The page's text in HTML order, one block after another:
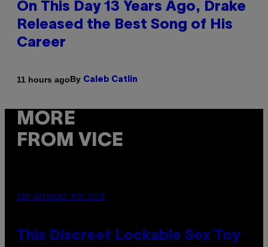
On This Day 13 Years Ago, Drake
Released the Best Song of His
Career
11 hours agoBy Caleb Catlin
MORE
FROM VICE
SAM WATANUKI FOR VICE
This Discreet Lockable Sex Toy